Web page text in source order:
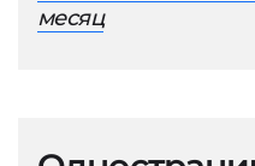
месяц